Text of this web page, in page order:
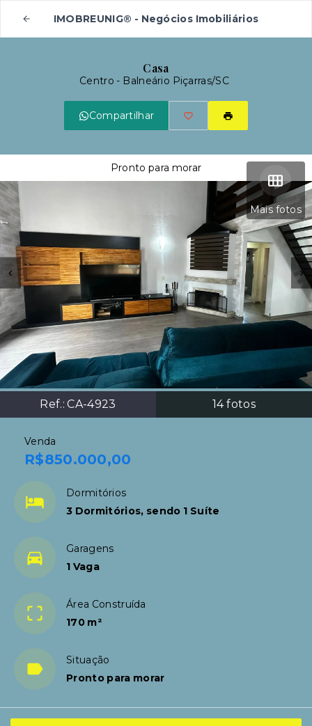
IMOBREUNIG® - Negócios Imobiliários
Casa
Centro - Balneário Piçarras/SC
Compartilhar
Mais fotos
Ref.:CA-4923 14fotos
Pronto para morar
Venda
R$850.000,00
Dormitórios
3 Dormitórios, sendo 1 Suíte
Garagens
1 Vaga
Área Construída
170 m²
Situação
Pronto para morar